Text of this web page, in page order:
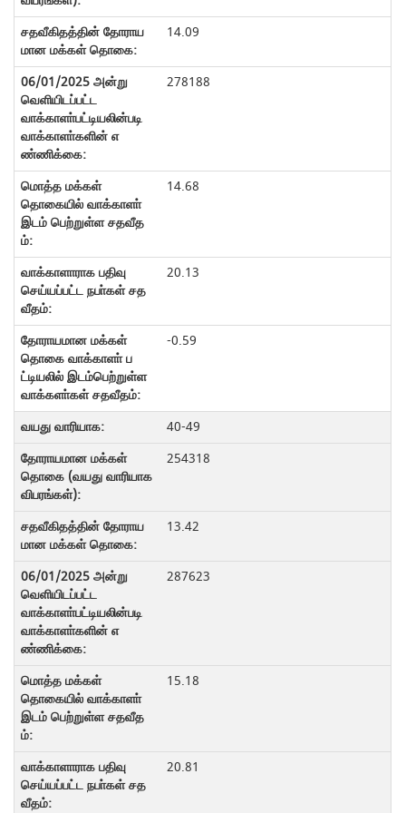
14.09
278188
14.68
20.13
-0.59
40-49
254318
13.42
287623
15.18
20.81